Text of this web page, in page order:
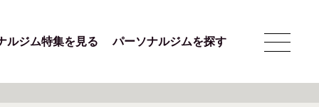
ルジム特集を見る パーソナルジムを探す